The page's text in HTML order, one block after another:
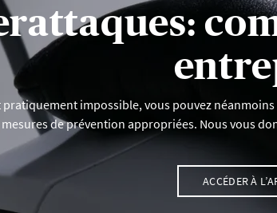
impossible, vous pouvez
de prévention appropriées. Nous vous
ACCÉDER À